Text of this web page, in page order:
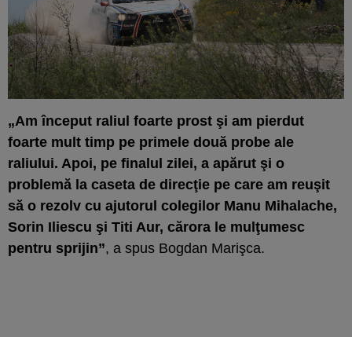
„Am început raliul foarte prost şi am pierdut
foarte mult timp pe primele două probe ale
raliului. Apoi, pe finalul zilei, a apărut şi o
problemă la caseta de direcţie pe care am reuşit
să o rezolv cu ajutorul colegilor Manu Mihalache,
Sorin Iliescu şi Titi Aur, cărora le mulţumesc
pentru sprijin”, a spus Bogdan Marişca.